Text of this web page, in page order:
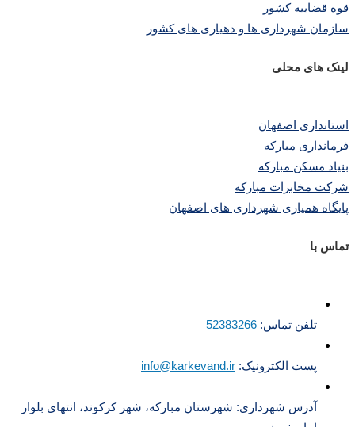
قوه قضاییه کشور
سازمان شهرداری ها و دهیاری های کشور
لینک های محلی
استانداری اصفهان
فرمانداری مبارکه
بنیاد مسکن مبارکه
شرکت مخابرات مبارکه
پایگاه همیاری شهرداری های اصفهان
تماس با
تلفن تماس: 52383266
پست الکترونیک: info@karkevand.ir
آدرس شهرداری: شهرستان مبارکه، شهر کرکوند، انتهای بلوار